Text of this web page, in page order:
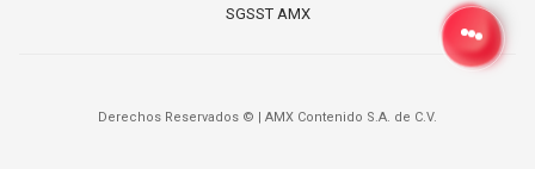
SGSST AMX
Derechos Reservados © | AMX Contenido S.A. de C.V.